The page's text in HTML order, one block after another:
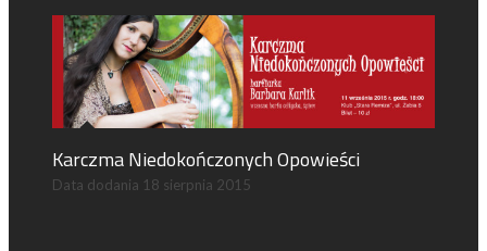
Karczma Niedokończonych Opowieści
Data dodania 18 sierpnia 2015